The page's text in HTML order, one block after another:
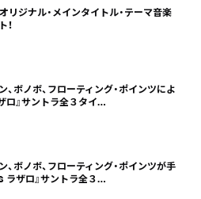
リジナル・メインタイトル・テーマ音楽
！
、ボノボ、フローティング・ポインツによ
ロ』サントラ全３タイ…
、ボノボ、フローティング・ポインツが手
ラザロ』サントラ全３…